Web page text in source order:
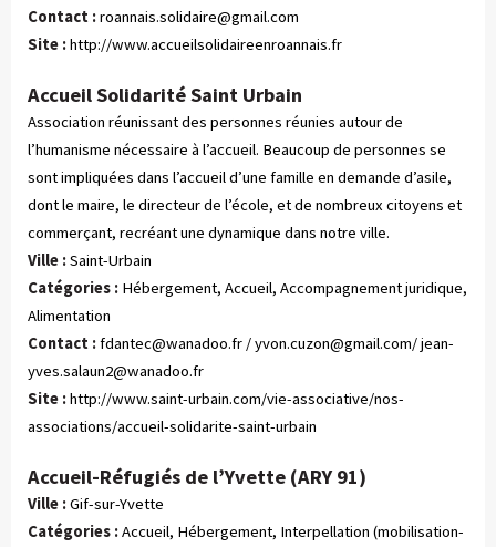
Contact :roannais.solidaire@gmail.com
Site :http://www.accueilsolidaireenroannais.fr
Accueil Solidarité Saint Urbain
Association réunissant des personnes réunies autour de
l’humanisme nécessaire à l’accueil. Beaucoup de personnes se
sont impliquées dans l’accueil d’une famille en demande d’asile,
dont le maire, le directeur de l’école, et de nombreux citoyens et
commerçant, recréant une dynamique dans notre ville.
Ville :Saint-Urbain
Catégories : Hébergement, Accueil, Accompagnement juridique,
Alimentation
Contact :fdantec@wanadoo.fr /yvon.cuzon@gmail.com/jean-
yves.salaun2@wanadoo.fr
Site :http://www.saint-urbain.com/vie-associative/nos-
associations/accueil-solidarite-saint-urbain
Accueil-Réfugiés de l’Yvette (ARY 91)
Ville :Gif-sur-Yvette
Catégories : Accueil, Hébergement, Interpellation (mobilisation-